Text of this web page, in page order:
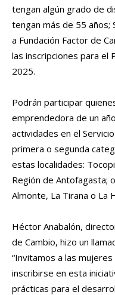
tengan algún grado de
tengan más de 55 años;
a Fundación Factor de
las inscripciones para el
2025.
Podrán participar
emprendedora de un
actividades en el
primera o segunda
estas localidades:
Región de Antofagasta;
Almonte, La Tirana o La
Héctor Anabalón,
de Cambio, hizo un
“Invitamos a las
inscribirse en esta
prácticas para el